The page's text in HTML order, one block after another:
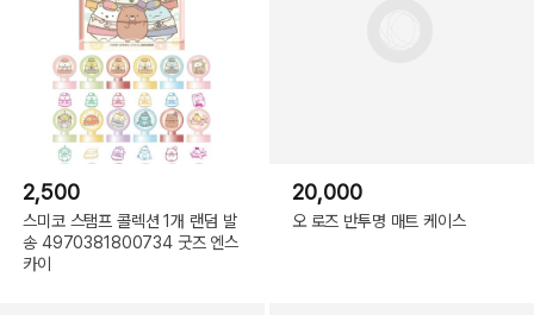
2,500
스미코 스탬프 콜렉션 1개 랜덤 발
송 4970381800734 굿즈 엔스
카이
20,000
오 로즈 반투명 매트 케이스